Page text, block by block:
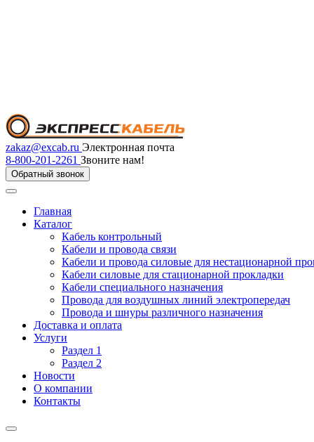
zakaz@excab.ru Электронная почта
8-800-201-2261 Звоните нам!
Обратный звонок
Главная
Каталог
Кабель контрольный
Кабели и провода связи
Кабели и провода силовые для нестационарной
Кабели силовые для стационарной прокладки
Кабели специального назначения
Провода для воздушных линий электропередач
Провода и шнуры различного назначения
Доставка и оплата
Услуги
Раздел 1
Раздел 2
Новости
О компании
Контакты